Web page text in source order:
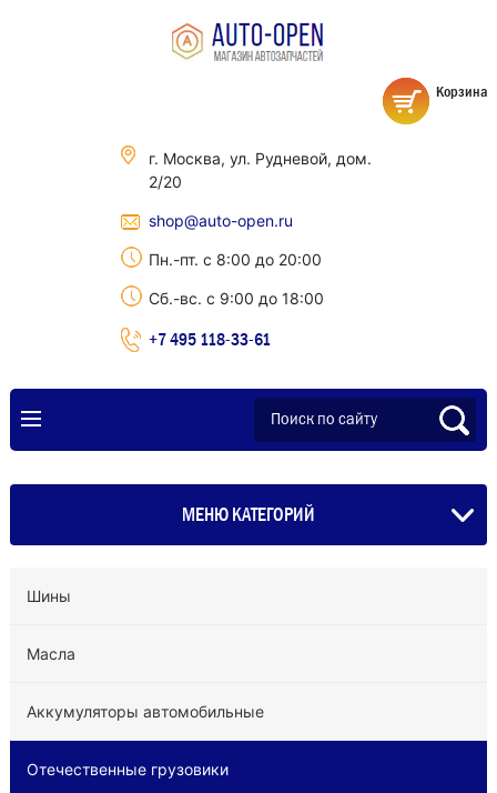
г. Москва, ул. Рудневой, дом.
2/20
shop@auto-open.ru
Пн.-пт. с 8:00 до 20:00
Сб.-вс. с 9:00 до 18:00
+7 495 118-33-61
Корзина
МЕНЮ КАТЕГОРИЙ
Шины
Масла
Аккумуляторы автомобильные
Отечественные грузовики